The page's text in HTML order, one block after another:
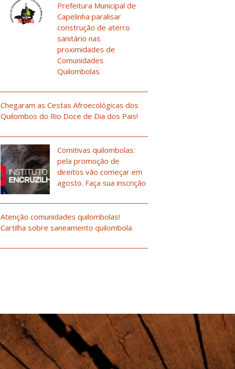
Prefeitura Municipal de
Capelinha paralisar
construção de aterro
sanitário nas
proximidades de
Comunidades
Quilombolas
Chegaram as Cestas Afroecológicas dos
Quilombos do Rio Doce de Dia dos Pais!
Comitivas quilombolas:
pela promoção de
direitos vão começar em
agosto. Faça sua inscrição
Atenção comunidades quilombolas!
Cartilha sobre saneamento quilombola